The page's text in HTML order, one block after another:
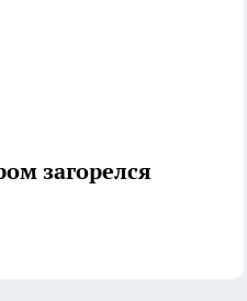
загорелся